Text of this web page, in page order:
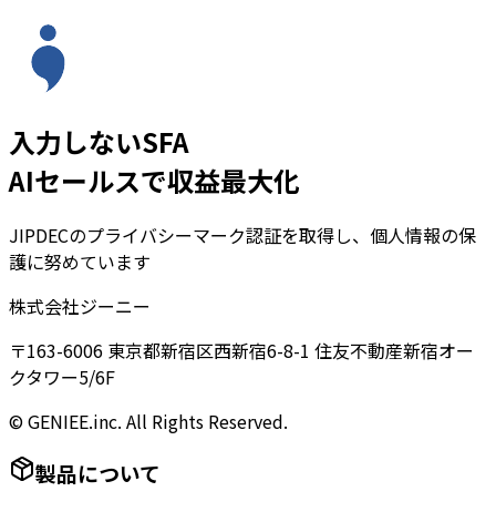
入力しないSFA
AIセールスで収益最大化
JIPDECのプライバシーマーク認証を取得し、個人情報の保
護に努めています
株式会社ジーニー
〒163-6006 東京都新宿区西新宿6-8-1 住友不動産新宿オー
クタワー5/6F
© GENIEE.inc. All Rights Reserved.
製品について